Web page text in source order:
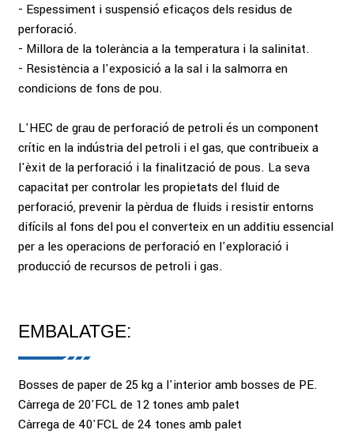
- Espessiment i suspensió eficaços dels residus de
perforació.
- Millora de la tolerància a la temperatura i la salinitat.
- Resistència a l'exposició a la sal i la salmorra en
condicions de fons de pou.
L'HEC de grau de perforació de petroli és un component
crític en la indústria del petroli i el gas, que contribueix a
l'èxit de la perforació i la finalització de pous. La seva
capacitat per controlar les propietats del fluid de
perforació, prevenir la pèrdua de fluids i resistir entorns
difícils al fons del pou el converteix en un additiu essencial
per a les operacions de perforació en l'exploració i
producció de recursos de petroli i gas.
EMBALATGE:
Bosses de paper de 25 kg a l'interior amb bosses de PE.
Càrrega de 20'FCL de 12 tones amb palet
Càrrega de 40'FCL de 24 tones amb palet